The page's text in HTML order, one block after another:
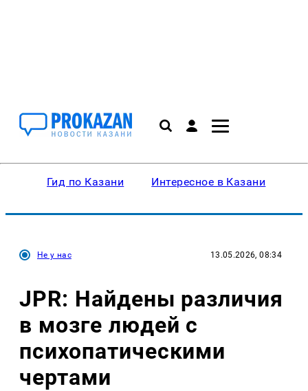
Гид по Казани Интересное в Казани
Не у нас 13.05.2026, 08:34
JPR: Найдены различия
в мозге людей с
психопатическими
чертами